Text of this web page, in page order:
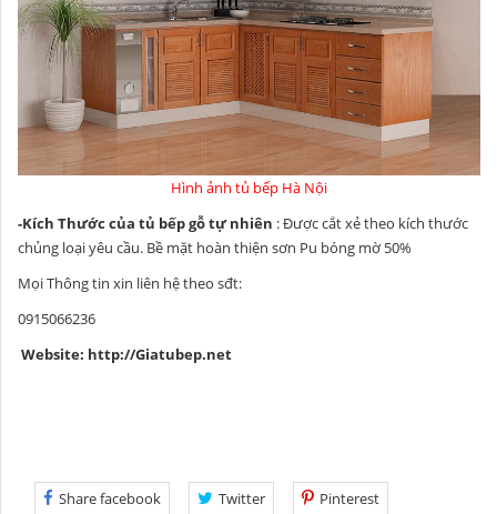
Hình ảnh tủ bếp Hà Nội
-Kích Thước của tủ bếp gỗ tự nhiên : Được cắt xẻ theo kích thước
chủng loại yêu cầu. Bề mặt hoàn thiện sơn Pu bóng mờ 50%
Mọi Thông tin xin liên hệ theo sđt:
0915066236
Website: http://Giatubep.net
Share facebook Twitter Pinterest